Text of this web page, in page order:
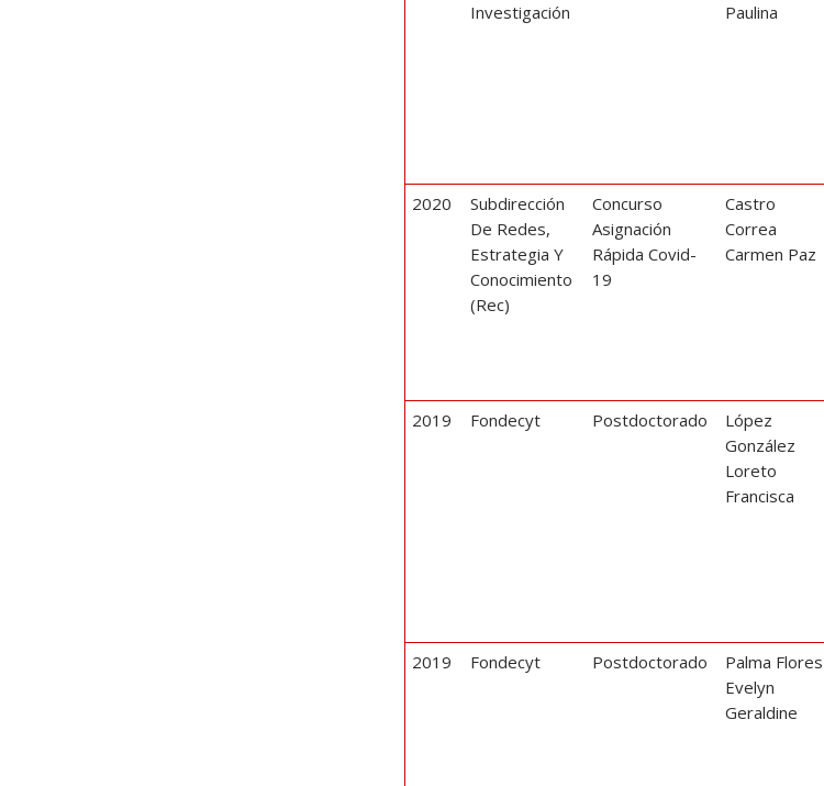
Investigación
Paulina
2020
Subdirección
De Redes,
Estrategia Y
Conocimiento
(Rec)
Concurso
Asignación
Rápida Covid-
19
Castro
Correa
Carmen Paz
2019 Fondecyt Postdoctorado
López
González
Loreto
Francisca
2019 Fondecyt Postdoctorado
Palma Flores
Evelyn
Geraldine